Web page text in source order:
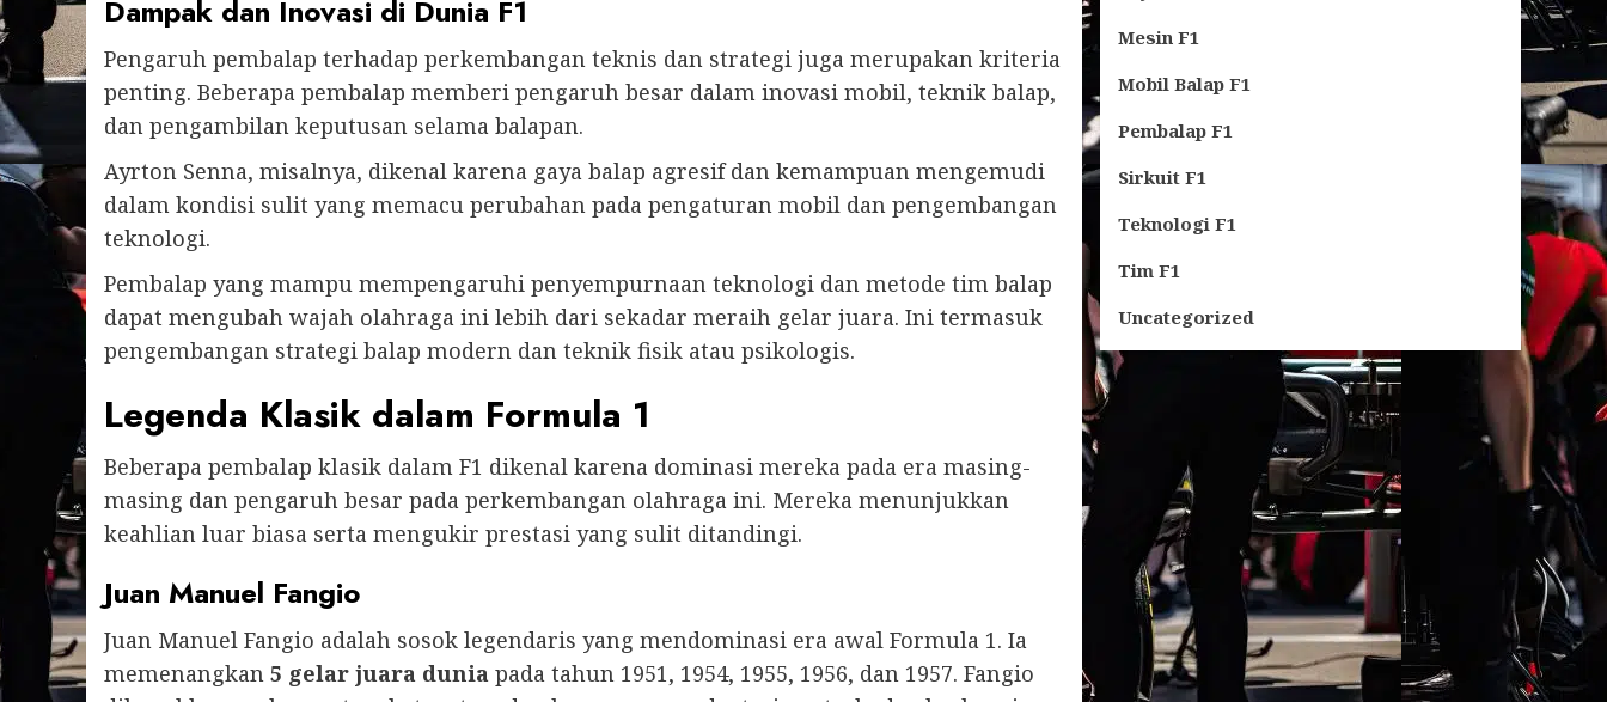
Dampak dan Inovasi di Dunia F1
Pengaruh pembalap terhadap perkembangan teknis dan strategi juga merupakan kriteria
penting. Beberapa pembalap memberi pengaruh besar dalam inovasi mobil, teknik balap,
dan pengambilan keputusan selama balapan.
Ayrton Senna, misalnya, dikenal karena gaya balap agresif dan kemampuan mengemudi
dalam kondisi sulit yang memacu perubahan pada pengaturan mobil dan pengembangan
teknologi.
Pembalap yang mampu mempengaruhi penyempurnaan teknologi dan metode tim balap
dapat mengubah wajah olahraga ini lebih dari sekadar meraih gelar juara. Ini termasuk
pengembangan strategi balap modern dan teknik fisik atau psikologis.
Legenda Klasik dalam Formula 1
Beberapa pembalap klasik dalam F1 dikenal karena dominasi mereka pada era masing-
masing dan pengaruh besar pada perkembangan olahraga ini. Mereka menunjukkan
keahlian luar biasa serta mengukir prestasi yang sulit ditandingi.
Juan Manuel Fangio
Juan Manuel Fangio adalah sosok legendaris yang mendominasi era awal Formula 1. Ia
memenangkan 5 gelar juara dunia pada tahun 1951, 1954, 1955, 1956, dan 1957. Fangio
Mesin F1
Mobil Balap F1
Pembalap F1
Sirkuit F1
Teknologi F1
Tim F1
Uncategorized